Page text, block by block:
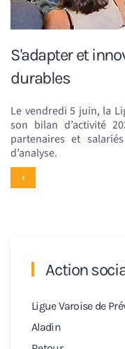
S'adapter et
durables
Le vendredi 5 juin, la
son bilan d’activité
partenaires et
d’analyse.
+
Action
Ligue Varoise de
Aladin